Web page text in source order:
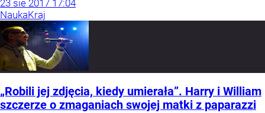
23 sie 2017 17:04
NaukaKraj
„Robili jej zdjęcia, kiedy umierała”. Harry i William
szczerze o zmaganiach swojej matki z paparazzi